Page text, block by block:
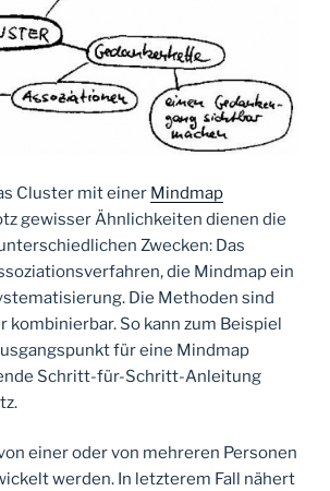
Cluster mit einer Mindmap
gewisser Ähnlichkeiten dienen die
Zwecken: Das
die Mindmap ein
Die Methoden sind
kombinierbar. So kann zum Beispiel
für eine Mindmap
Schritt-für-Schritt-Anleitung
einer oder von mehreren Personen
werden. In letzterem Fall nähert